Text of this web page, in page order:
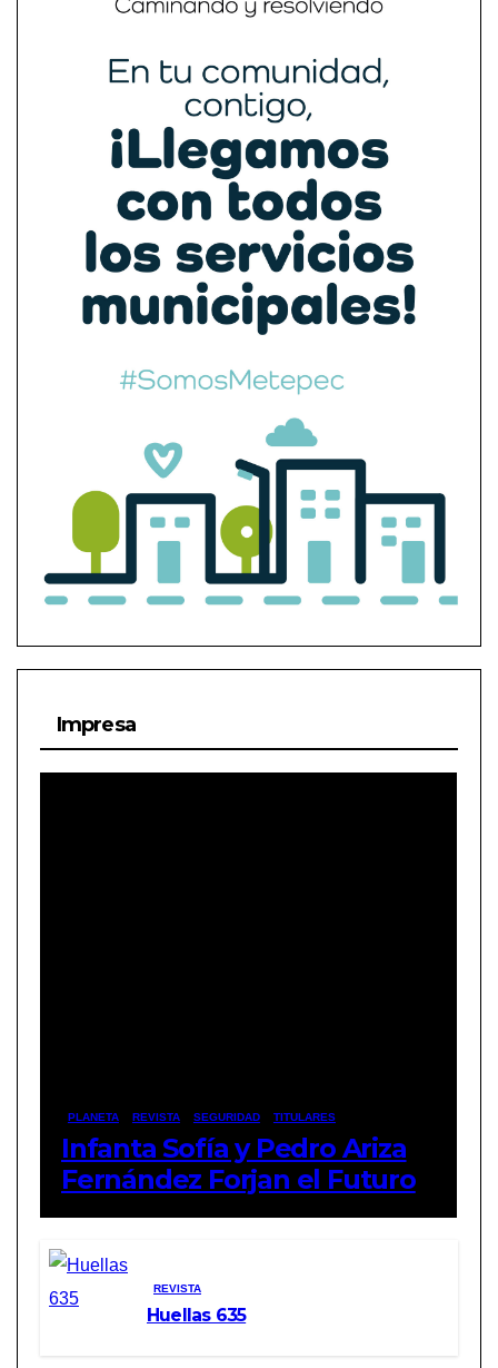
Impresa
PLANETA REVISTA SEGURIDAD TITULARES
Infanta Sofía y Pedro Ariza
Fernández Forjan el Futuro
de la Soberanía Real
REVISTA
Huellas 635